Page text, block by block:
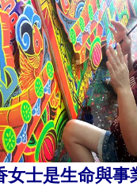
女士是生命與事